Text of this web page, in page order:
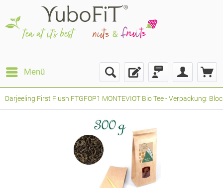
Menü
Darjeeling First Flush FTGFOP1 MONTEVIOT Bio Tee - Verpackung: